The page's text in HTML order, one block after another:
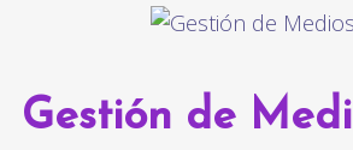
Gestión de